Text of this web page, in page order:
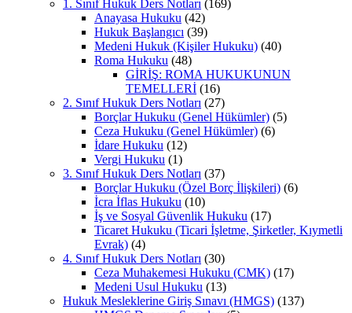
1. Sınıf Hukuk Ders Notları (169)
Anayasa Hukuku (42)
Hukuk Başlangıcı (39)
Medeni Hukuk (Kişiler Hukuku) (40)
Roma Hukuku (48)
GİRİŞ: ROMA HUKUKUNUN
TEMELLERİ (16)
2. Sınıf Hukuk Ders Notları (27)
Borçlar Hukuku (Genel Hükümler) (5)
Ceza Hukuku (Genel Hükümler) (6)
İdare Hukuku (12)
Vergi Hukuku (1)
3. Sınıf Hukuk Ders Notları (37)
Borçlar Hukuku (Özel Borç İlişkileri) (6)
İcra İflas Hukuku (10)
İş ve Sosyal Güvenlik Hukuku (17)
Ticaret Hukuku (Ticari İşletme, Şirketler, Kıymetli
Evrak) (4)
4. Sınıf Hukuk Ders Notları (30)
Ceza Muhakemesi Hukuku (CMK) (17)
Medeni Usul Hukuku (13)
Hukuk Mesleklerine Giriş Sınavı (HMGS) (137)